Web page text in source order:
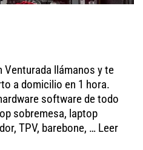
Venturada llámanos y te
a domicilio en 1 hora.
software de todo
sobremesa, laptop
TPV, barebone, … Leer